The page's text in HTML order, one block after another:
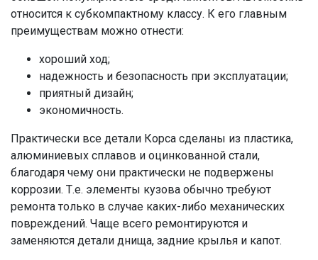
относится к субкомпактному классу. К его главным
преимуществам можно отнести:
хороший ход;
надежность и безопасность при эксплуатации;
приятный дизайн;
экономичность.
Практически все детали Корса сделаны из пластика,
алюминиевых сплавов и оцинкованной стали,
благодаря чему они практически не подвержены
коррозии. Т.е. элементы кузова обычно требуют
ремонта только в случае каких-либо механических
повреждений. Чаще всего ремонтируются и
заменяются детали днища, задние крылья и капот.